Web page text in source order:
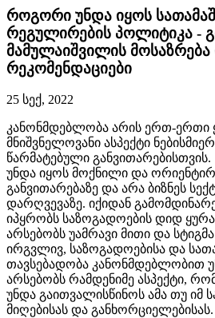
როგორი უნდა იყოს
რეგულირების პოლიტიკა -
მამულაიშვილის
რეკომენდაციები
25 სექ, 2022
კანონმდებლობა არის ერთ-ერთი
მნიშვნელოვანი ასპექტი
წარმატებული
უნდა იყოს მოქნილი და
განვითარებაზე და არა ბიზნეს
დარღვევაზე. იქიდან
იპყრობს საზოგადოების დიდ
არსებობს უამრავი მითი და
ირგვლივ, საზოგადოებისა და
თავსებადობა კანონმდებლობით
არსებობს რამდენიმე ასპექტი,
უნდა გაითვალისწინოს ამა თუ იმ
მიღებისას და განხორციელებისას.